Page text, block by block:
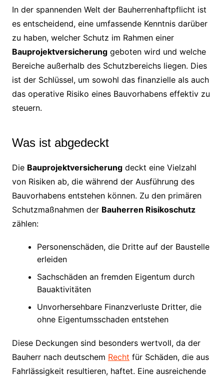
In der spannenden Welt der Bauherrenhaftpflicht ist
es entscheidend, eine umfassende Kenntnis darüber
zu haben, welcher Schutz im Rahmen einer
Bauprojektversicherunggeboten wird und welche
Bereiche außerhalb des Schutzbereichs liegen. Dies
ist der Schlüssel, um sowohl das finanzielle als auch
das operative Risiko eines Bauvorhabens effektiv zu
steuern.
Was ist abgedeckt
Die Bauprojektversicherungdeckt eine Vielzahl
von Risiken ab, die während der Ausführung des
Bauvorhabens entstehen können. Zu den primären
Schutzmaßnahmen der Bauherren Risikoschutz
zählen:
Personenschäden, die Dritte auf der Baustelle
erleiden
Sachschäden an fremden Eigentum durch
Bauaktivitäten
Unvorhersehbare Finanzverluste Dritter, die
ohne Eigentumsschaden entstehen
Diese Deckungen sind besonders wertvoll, da der
Bauherr nach deutschem Recht für Schäden, die aus
Fahrlässigkeit resultieren, haftet. Eine ausreichende